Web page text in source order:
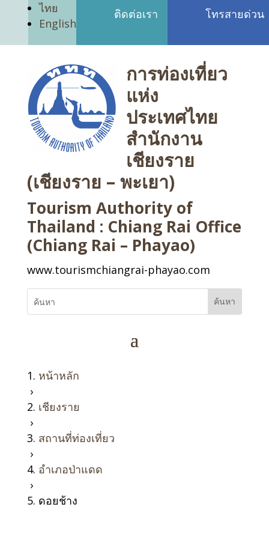
ไทย
English
ติดต่อเรา โทรสายด่วน
การท่องเที่ยว
แห่ง
ประเทศไทย
สำนักงาน
เชียงราย
(เชียงราย – พะเยา)
Tourism Authority of
Thailand : Chiang Rai Office
(Chiang Rai – Phayao)
www.tourismchiangrai-phayao.com
หน้าหลัก
›
เชียงราย
›
สถานที่ท่องเที่ยว
›
อำเภอป่าแดด
›
ดอยช้าง